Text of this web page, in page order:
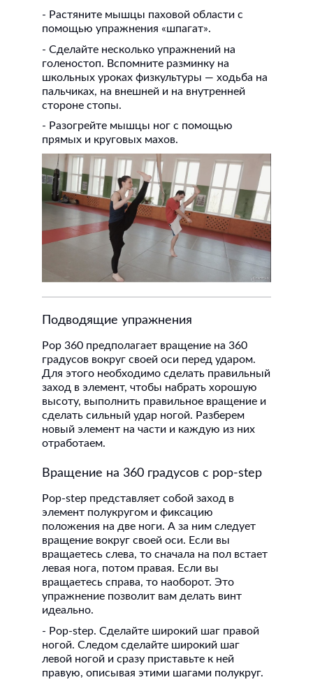
- Растяните мышцы паховой области с
помощью упражнения «шпагат».
- Сделайте несколько упражнений на
голеностоп. Вспомните разминку на
школьных уроках физкультуры — ходьба на
пальчиках, на внешней и на внутренней
стороне стопы.
- Разогрейте мышцы ног с помощью
прямых и круговых махов.
Подводящие упражнения
Pop 360 предполагает вращение на 360
градусов вокруг своей оси перед ударом.
Для этого необходимо сделать правильный
заход в элемент, чтобы набрать хорошую
высоту, выполнить правильное вращение и
сделать сильный удар ногой. Разберем
новый элемент на части и каждую из них
отработаем.
Вращение на 360 градусов с pop-step
Pop-step представляет собой заход в
элемент полукругом и фиксацию
положения на две ноги. А за ним следует
вращение вокруг своей оси. Если вы
вращаетесь слева, то сначала на пол встает
левая нога, потом правая. Если вы
вращаетесь справа, то наоборот. Это
упражнение позволит вам делать винт
идеально.
- Pop-step. Сделайте широкий шаг правой
ногой. Следом сделайте широкий шаг
левой ногой и сразу приставьте к ней
правую, описывая этими шагами полукруг.